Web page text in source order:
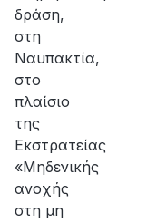
δράση,
στη
Ναυπακτία,
στο
πλαίσιο
της
Εκστρατείας
«Μηδενικής
ανοχής
στη μη